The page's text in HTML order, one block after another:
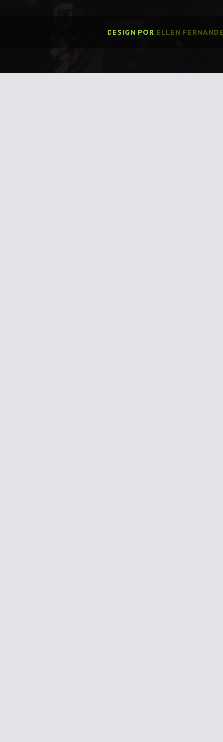
DESIGN POR ELLEN